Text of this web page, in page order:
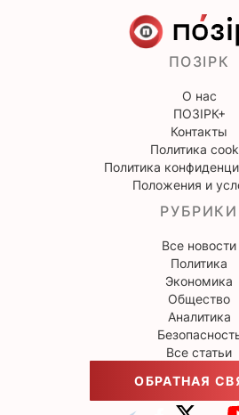
ПОЗІРК
О нас
ПОЗІРК+
Контакты
Политика
Политика
Положения и
РУБРИКИ
Все новости
Политика
Экономика
Общество
Аналитика
Все статьи
ОБРАТНАЯ